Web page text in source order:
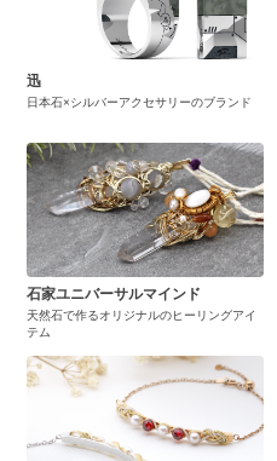
迅
日本石×シルバーアクセサリーのブランド
石家ユニバーサルマインド
天然石で作るオリジナルのヒーリングアイ
テム